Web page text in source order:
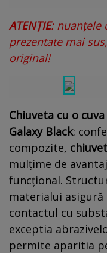
ATENȚIE: nuanțele
prezentate mai
original!
Chiuveta cu o
Galaxy Black:
compozite,
mulțime de
funcțional.
materialui
contactul cu
exceptia
permite aparitia